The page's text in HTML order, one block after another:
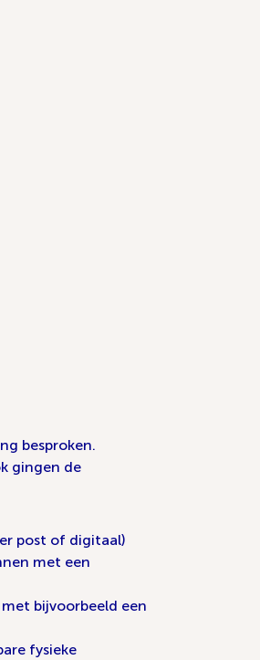
besproken.
gingen de
post of digitaal)
met een
bijvoorbeeld een
fysieke